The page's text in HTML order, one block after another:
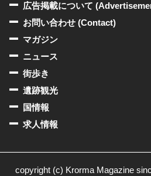
広告掲載について
お問い合わせ (Contact)
マガジン
ニュース
街歩き
遺跡観光
国情報
求人情報
copyright (c) Krorma Magazine